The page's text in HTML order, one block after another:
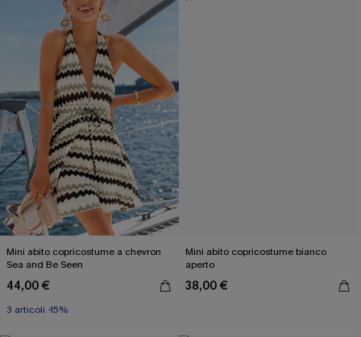
Mini abito copricostume a chevron
Sea and Be Seen
44,00 €
3 articoli -15%
Mini abito copricostume bianco
aperto
38,00 €